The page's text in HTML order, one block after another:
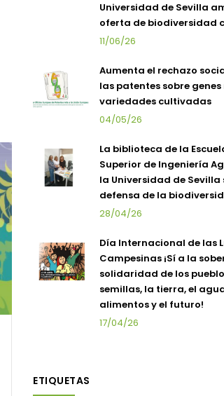
Universidad de Sevilla
oferta de biodiversidad
11/06/26
Aumenta el rechazo
las patentes sobre
variedades cultivadas
04/05/26
La biblioteca de la
Superior de Ingeniería
la Universidad de Sevilla
defensa de la
28/04/26
Día Internacional de las
Campesinas ¡Sí a la
solidaridad de los
semillas, la tierra, el
alimentos y el futuro!
17/04/26
ETIQUETAS